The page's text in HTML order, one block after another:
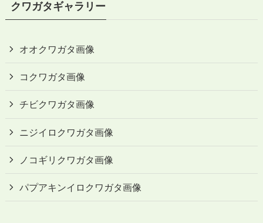
クワガタギャラリー
オオクワガタ画像
コクワガタ画像
チビクワガタ画像
ニジイロクワガタ画像
ノコギリクワガタ画像
パプアキンイロクワガタ画像